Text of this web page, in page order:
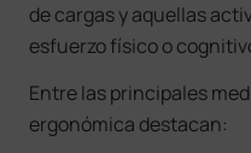
de cargas y aquellas
esfuerzo físico o
Entre las principales
ergonómica destacan: